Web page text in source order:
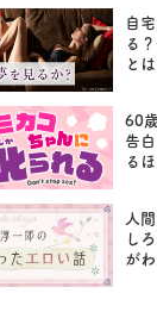
自
る
と
60
告
る
人
し
が